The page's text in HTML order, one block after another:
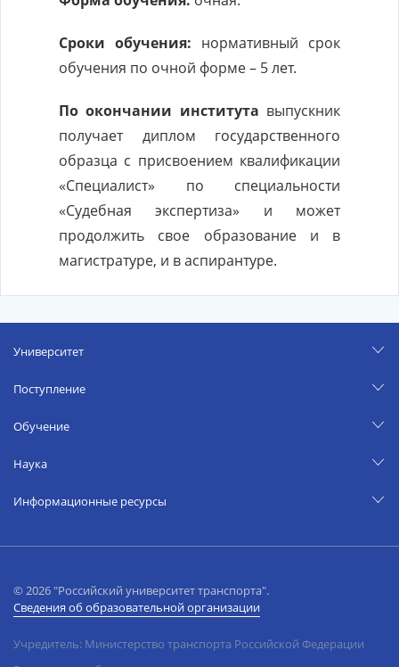
Сроки обучения: нормативный срок
обучения по очной форме – 5 лет.
По окончании института выпускник
получает диплом государственного
образца с присвоением квалификации
«Специалист» по специальности
«Судебная экспертиза» и может
продолжить свое образование и в
магистратуре, и в аспирантуре.
Университет
Поступление
Обучение
Наука
Информационные ресурсы
© 2026 "Российский университет транспорта".
Сведения об образовательной организации
Учредитель: Министерство транспорта Российской Федерации